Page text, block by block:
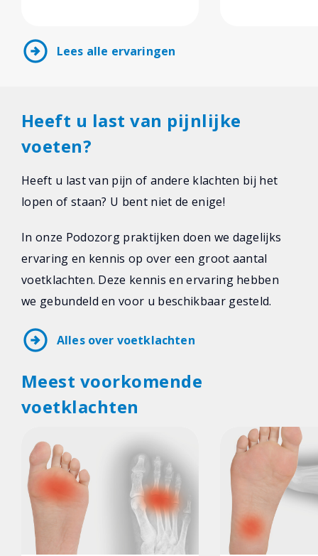
arrow_circle_right Lees alle ervaringen
Heeft u last van pijnlijke
voeten?
Heeft u last van pijn of andere klachten bij het
lopen of staan? U bent niet de enige!
In onze Podozorg praktijken doen we dagelijks
ervaring en kennis op over een groot aantal
voetklachten. Deze kennis en ervaring hebben
we gebundeld en voor u beschikbaar gesteld.
arrow_circle_right Alles over voetklachten
Meest voorkomende
voetklachten